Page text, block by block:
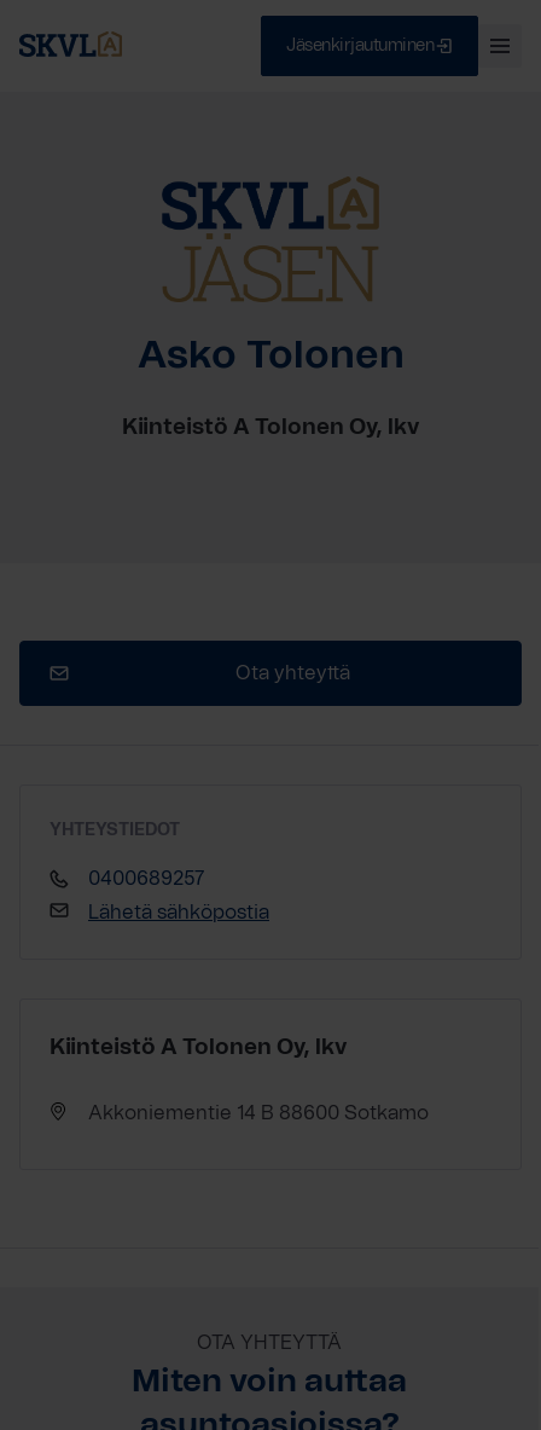
Jäsenkirjautuminen
Asko Tolonen
Kiinteistö A Tolonen Oy, lkv
Ota yhteyttä
YHTEYSTIEDOT
0400689257
Lähetä sähköpostia
Kiinteistö A Tolonen Oy, lkv
Akkoniementie 14 B 88600 Sotkamo
OTA YHTEYTTÄ
Miten voin auttaa